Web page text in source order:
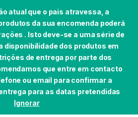
atual que o pais atravessa, a
da sua encomenda poderá
. Isto deve-se a uma série de
disponibilidade dos produtos em
de entrega por parte dos
que entre em contacto
ou email para confirmar a
para as datas pretendidas
Ignorar
CENTRAL SOLAR BOMBAS DE